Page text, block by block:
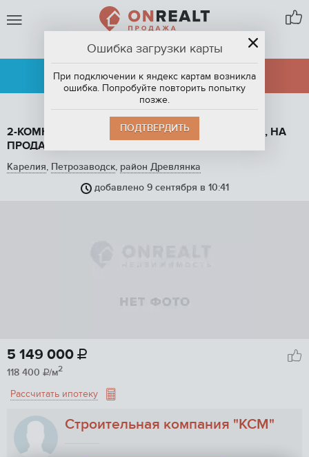
ПЕТРОЗАВОДСК
АРЕНДА
ПРОДАЖА
2-КОМНАТНАЯ КВАРТИРА, 43.5 М2, ЭТАЖ 10 / 15, НА
ПРОДАЖУ В ПЕТРОЗАВОДСКЕ
Карелия, Петрозаводск, район Древлянка
добавлено 9 сентября в 10:41
5 149 000 
118 400 /м2
Рассчитать ипотеку
Строительная компания "КСМ"
Ошибка загрузки карты
При подключении к яндекс картам возникла
ошибка. Попробуйте повторить попытку
позже.
ПОДТВЕРДИТЬ